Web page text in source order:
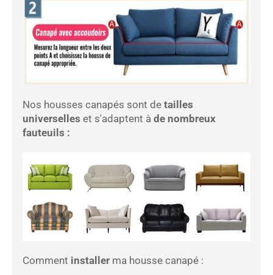
Nos housses canapés sont de tailles
universelles et s'adaptent à de nombreux
fauteuils :
Comment installer ma housse canapé :